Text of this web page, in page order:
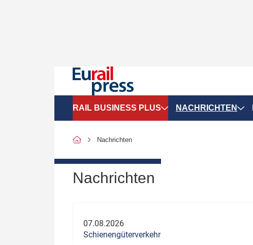
RAIL BUSINESS PLUS
SPNV-Marktdaten
Politik
NACHRICHTEN
Nachrichten
Nachrichten
07.08.2026
Schienengüterverkehr